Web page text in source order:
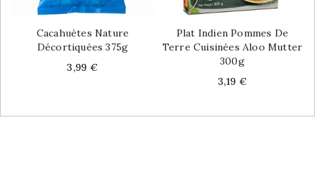
Cacahuètes Nature
Décortiquées 375g
Price
3,99 €
Plat Indien Pommes De
Terre Cuisinées Aloo Mutter
300g
Price
3,19 €